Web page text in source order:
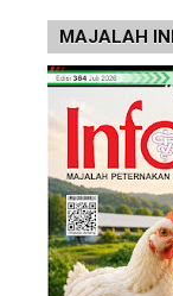
MAJALAH